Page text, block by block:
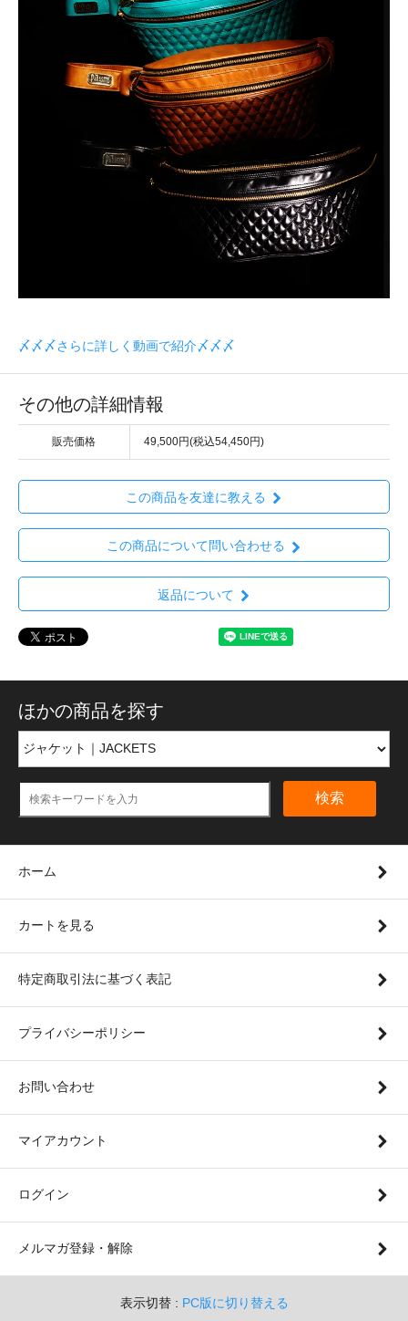
〆〆〆さらに詳しく動画で紹介〆〆〆
その他の詳細情報
販売価格 49,500円(税込54,450円)
この商品を友達に教える
この商品について問い合わせる
返品について
ほかの商品を探す
検索
ホーム
カートを見る
特定商取引法に基づく表記
プライバシーポリシー
お問い合わせ
マイアカウント
ログイン
メルマガ登録・解除
表示切替 : PC版に切り替える